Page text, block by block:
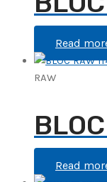
Read
RAW
Read